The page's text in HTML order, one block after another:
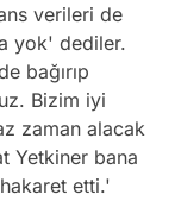
verileri de
yok' dediler.
bağırıp
Bizim iyi
zaman alacak
Yetkiner bana
etti.'